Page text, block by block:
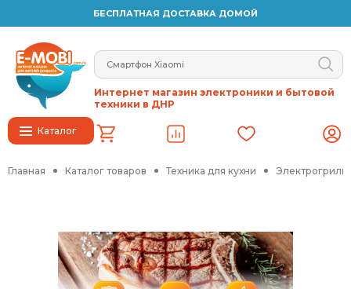
БЕСПЛАТНАЯ ДОСТАВКА ДОМОЙ
Каталог
Интернет магазин электроники и бытовой
техники в ДНР
Главная Каталог товаров Техника для кухни Электрогрили